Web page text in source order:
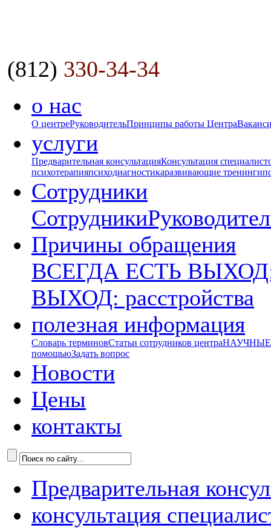
(812) 330-34-34
о нас
О центреРуководительПринципы работы Центра
услуги
Предварительная консультацияКонсультация
психотерапияпсиходиагностикаразвивающие тренинги
Сотрудники
Сотрудники
Причины обращения
ВСЕГДА ЕСТЬ ВЫХОД:
ВЫХОД: расстройства
полезная информация
Словарь терминовСтатьи сотрудников центраНАУЧНЫЕ
помощьюЗадать вопрос
Новости
Цены
контакты
Предварительная
консультация